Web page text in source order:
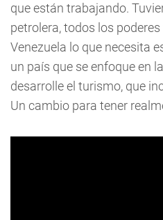
que están trabajando.
petrolera, todos los
Venezuela lo que necesita
un país que se enfoque en
desarrolle el turismo, que
Un cambio para tener